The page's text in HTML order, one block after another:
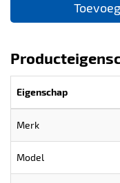
Eigenschap
Merk
Model